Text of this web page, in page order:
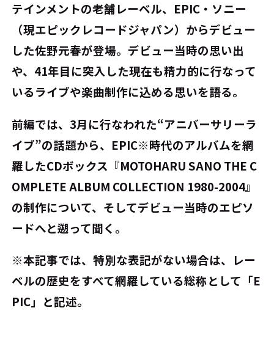
テインメントの老舗レーベル、EPIC・ソニー
（現エピックレコードジャパン）からデビュー
した佐野元春が登場。デビュー当時の思い出
や、41年目に突入した現在も精力的に行なって
いるライブや楽曲制作に込める思いを語る。
前編では、3月に行なわれた“アニバーサリーラ
イブ”の話題から、EPIC※時代のアルバムを網
羅したCDボックス『MOTOHARU SANO THE C
OMPLETE ALBUM COLLECTION 1980-2004』
の制作について、そしてデビュー当時のエピソ
ードへと遡って聞く。
※本記事では、特別な表記がない場合は、レー
ベルの歴史をすべて網羅している総称として「E
PIC」と記述。